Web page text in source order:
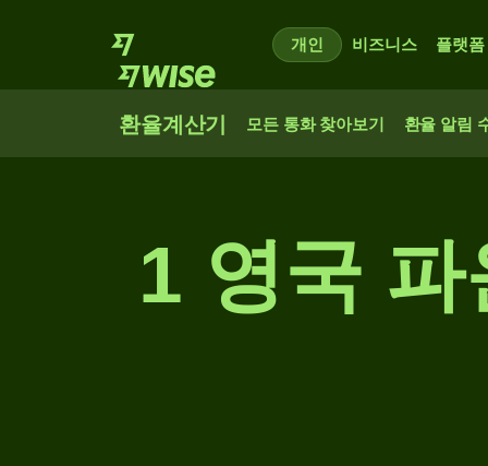
개인 비즈니스 플랫폼
환율계산기 모든 통화 찾아보기 환율 알림
1 영국